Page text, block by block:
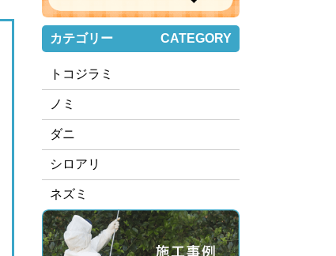
カテゴリー CATEGORY
トコジラミ
ノミ
ダニ
シロアリ
ネズミ